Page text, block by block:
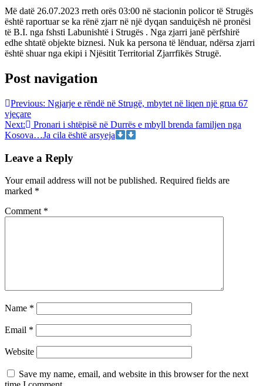
Më datë 26.07.2023 rreth orës 03:00 në stacionin policor të Strugës
është raportuar se ka rënë zjarr në një dyqan sanduiçësh në pronësi
të B.I. nga fshsti Labunishtë i Strugës . Nga zjarri janë përfshirë
edhe shtatë objekte biznesi. Nuk ka persona të lënduar, ndërsa zjarri
është shuar nga ekipi i Njësitit Territorial Zjarrfikës Strugë.
Post navigation
Previous: Ngjarje e rëndë në Strugë, mbytet në liqen një grua 67
vjeçare
Next:
Pronari i shtëpisë në Durrës e mbyll brenda familjen nga
Kosova…Ja cila është arsyeja
Leave a Reply
Your email address will not be published. Required fields are
marked *
Comment *
Name *
Email *
Website
Save my name, email, and website in this browser for the next